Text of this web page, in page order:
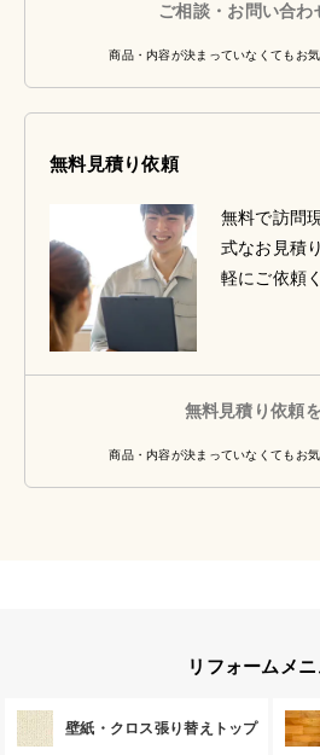
ご相談・お問い合わ
商品・内容が決まっていなくてもお
無料見積り依頼
無料で訪問
式なお見積
軽にご依頼
無料見積り依頼
商品・内容が決まっていなくてもお
リフォームメ
壁紙・クロス張り替えトップ